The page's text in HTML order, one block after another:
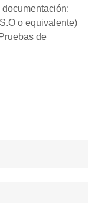
o equivalente)
de